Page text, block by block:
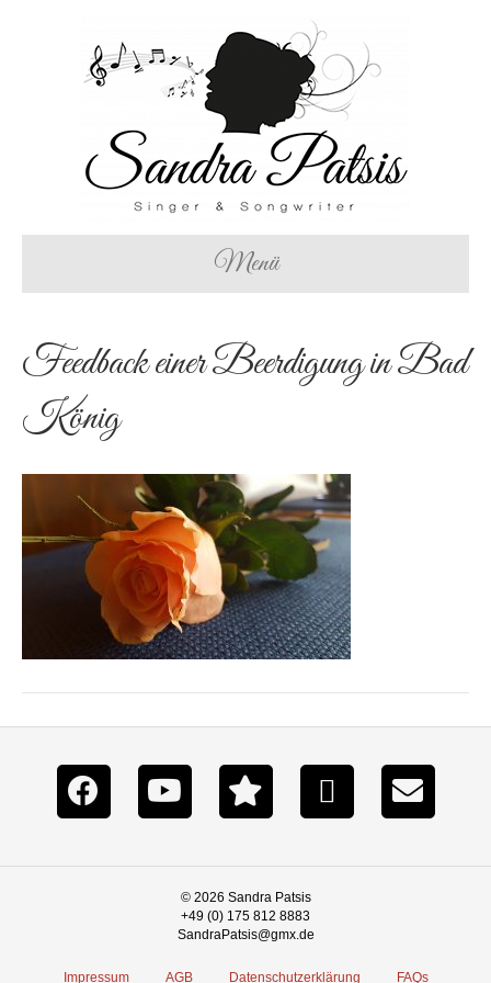
Menü
Feedback einer Beerdigung in Bad
König
© 2026 Sandra Patsis
+49 (0) 175 812 8883
SandraPatsis@gmx.de
Impressum AGB Datenschutzerklärung FAQs